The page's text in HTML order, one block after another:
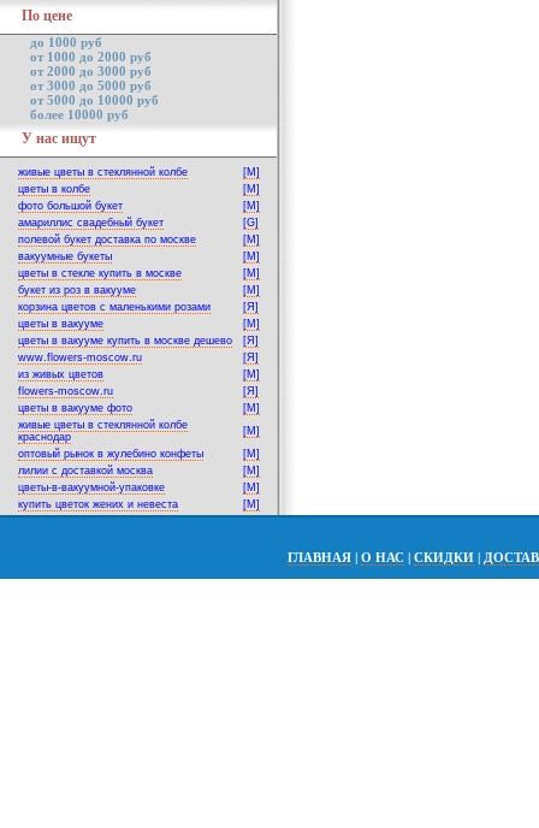
По цене
до 1000 руб
от 1000 до 2000 руб
от 2000 до 3000 руб
от 3000 до 5000 руб
от 5000 до 10000 руб
более 10000 руб
У нас ищут
живые цветы в стеклянной колбе
[M]
цветы в колбе
[M]
фото большой букет
[M]
амариллис свадебный букет
[G]
полевой букет доставка по москве
[M]
вакуумные букеты
[M]
цветы в стекле купить в москве
[M]
букет из роз в вакууме
[M]
корзина цветов с маленькими розами
[Я]
цветы в вакууме
[M]
цветы в вакууме купить в москве дешево
[Я]
www.flowers-moscow.ru
[Я]
из живых цветов
[M]
flowers-moscow.ru
[Я]
цветы в вакууме фото
[M]
живые цветы в стеклянной колбе
краснодар
[M]
оптовый рынок в жулебино конфеты
[M]
лилии с доставкой москва
[M]
цветы-в-вакуумной-упаковке
[M]
купить цветок жених и невеста
[M]
ГЛАВНАЯ | О НАС | СКИДКИ |